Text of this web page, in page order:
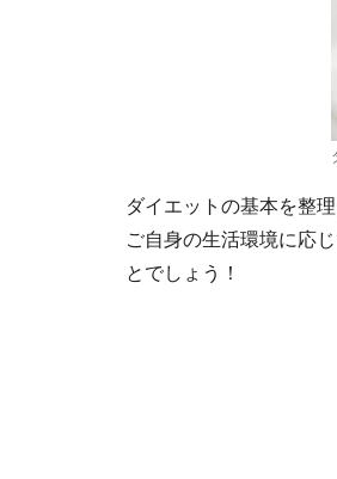
ダイエットの基本を整
ご自身の生活環境に応
とでしょう！